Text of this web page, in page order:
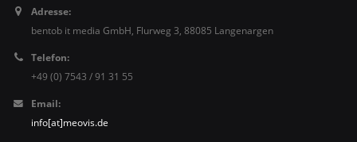
Adresse:
bentob it media GmbH, Flurweg 3, 88085 Langenargen
Telefon:
+49 (0) 7543 / 91 31 55
Email:
info[at]meovis.de